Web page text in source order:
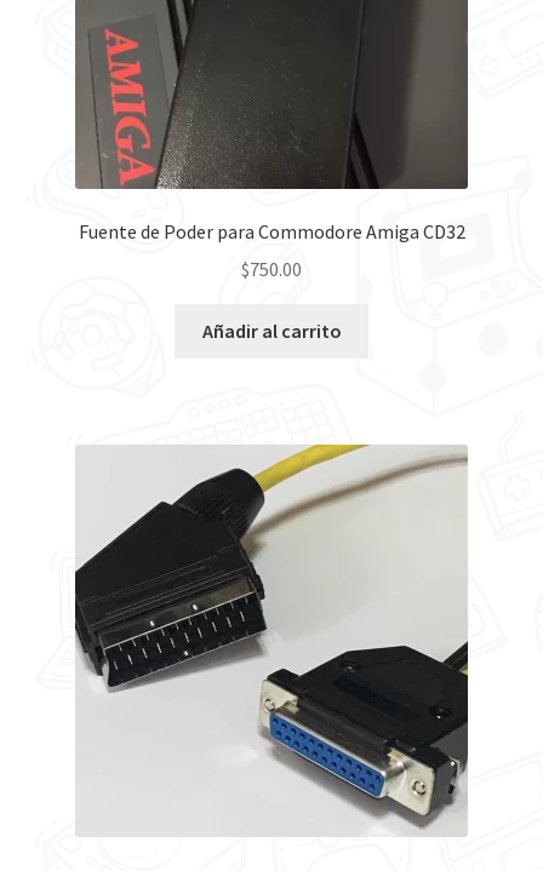
Fuente de Poder para Commodore Amiga CD32
$750.00
Añadir al carrito